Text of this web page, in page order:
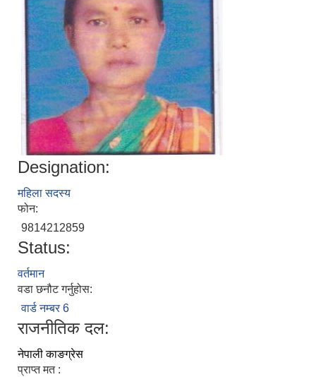
Designation:
महिला सदस्य
फोन:
9814212859
Status:
वर्तमान
वडा छनौट गर्नुहोस:
वार्ड नम्बर 6
राजनीतिक दल:
नेपाली काङग्रेस
प्राप्त मत :